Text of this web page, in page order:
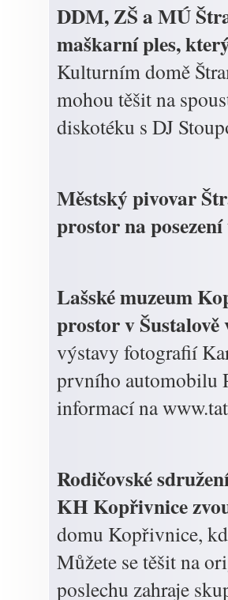
DDM, ZŠ a MÚ
maškarní ples,
Kulturním domě
mohou těšit na
diskotéku s DJ
Městský pivovar
prostor na
Lašské muzeum
prostor v
výstavy fotografií
prvního automobilu
informací na
Rodičovské
KH Kopřivnice
domu Kopřivnice,
Můžete se těšit na
poslechu zahraje